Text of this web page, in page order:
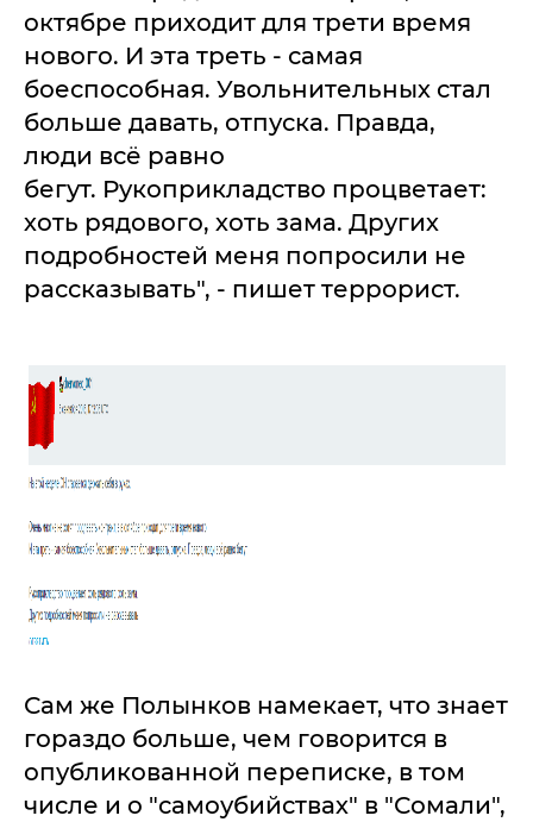
октябре приходит для трети время
нового. И эта треть - самая
боеспособная. Увольнительных стал
больше давать, отпуска. Правда,
люди всё равно
бегут. Рукоприкладство процветает:
хоть рядового, хоть зама. Других
подробностей меня попросили не
рассказывать", - пишет террорист.
Сам же Полынков намекает, что знает
гораздо больше, чем говорится в
опубликованной переписке, в том
числе и о "самоубийствах" в "Сомали",